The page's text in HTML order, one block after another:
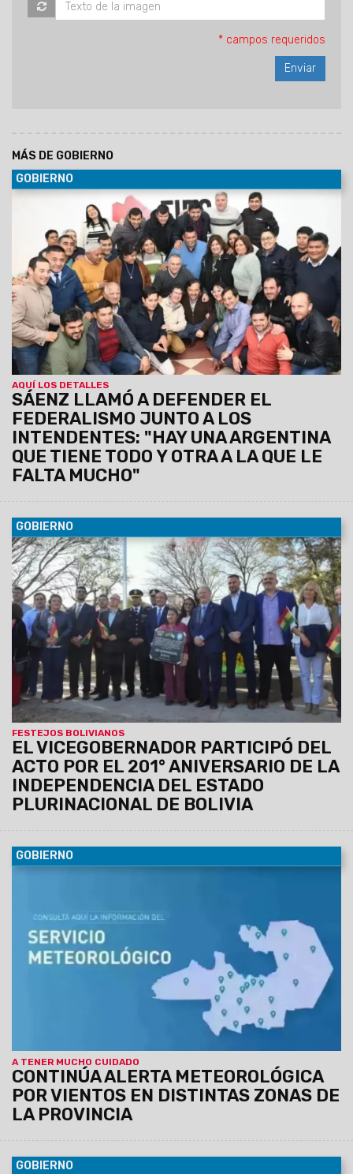
* campos requeridos
MÁS DE GOBIERNO
GOBIERNO
AQUÍ LOS DETALLES
SÁENZ LLAMÓ A DEFENDER EL
FEDERALISMO JUNTO A LOS
INTENDENTES: "HAY UNA ARGENTINA
QUE TIENE TODO Y OTRA A LA QUE LE
FALTA MUCHO"
30/06/2029
Al participar de la Asamblea del Foro de
intendentes donde se ratificó la conducción de Marcelo
Moisés y Efraín Orosco, el Gobernador destacó el orden
financiero de Salta pese a la deuda heredada y el escenario
nacional. Aseguró que Gobierno provincial y los intendentes
forman un mismo equipo, unidos por la gente.
GOBIERNO
FESTEJOS BOLIVIANOS
EL VICEGOBERNADOR PARTICIPÓ DEL
ACTO POR EL 201° ANIVERSARIO DE LA
INDEPENDENCIA DEL ESTADO
PLURINACIONAL DE BOLIVIA
07/08/2026 Antonio Marocco acompañó la
conmemoración del Consulado de Bolivia en Salta, donde se
destacó la histórica hermandad entre ambos pueblos y el
aporte de la comunidad boliviana al desarrollo de la provincia.
GOBIERNO
A TENER MUCHO CUIDADO
CONTINÚA ALERTA METEOROLÓGICA
POR VIENTOS EN DISTINTAS ZONAS DE
LA PROVINCIA
GOBIERNO